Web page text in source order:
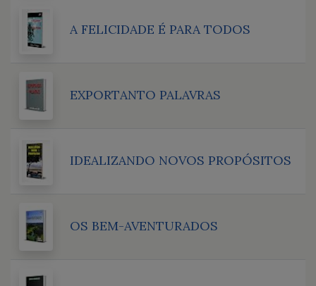
A FELICIDADE É PARA TODOS
EXPORTANTO PALAVRAS
IDEALIZANDO NOVOS PROPÓSITOS
OS BEM-AVENTURADOS